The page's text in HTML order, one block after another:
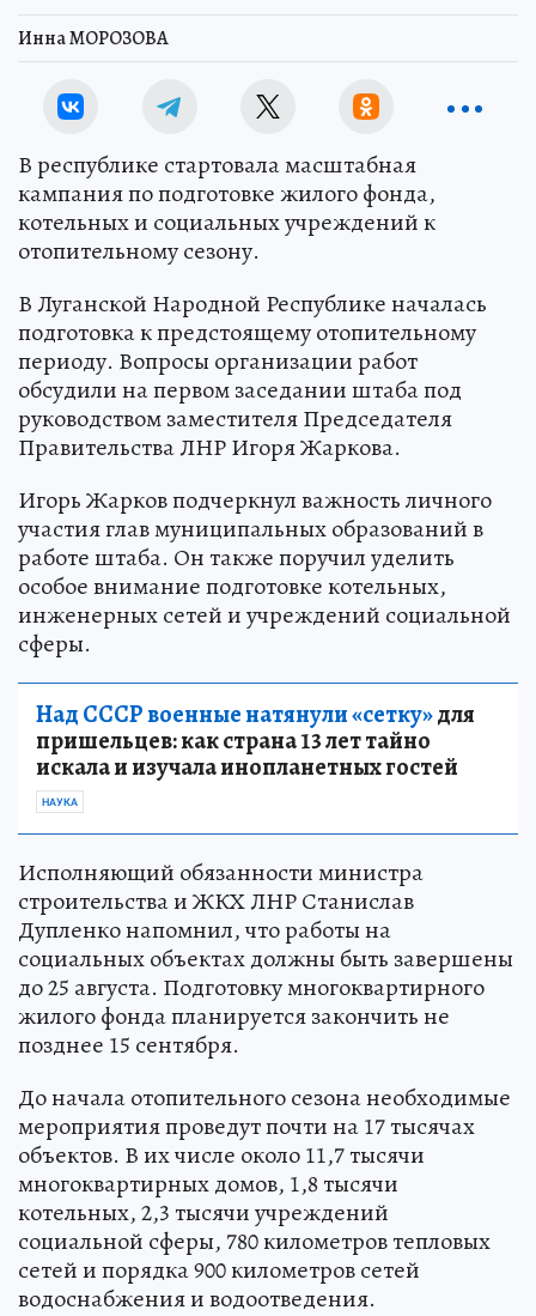
Инна МОРОЗОВА
В республике стартовала масштабная
кампания по подготовке жилого фонда,
котельных и социальных учреждений к
отопительному сезону.
В Луганской Народной Республике началась
подготовка к предстоящему отопительному
периоду. Вопросы организации работ
обсудили на первом заседании штаба под
руководством заместителя Председателя
Правительства ЛНР Игоря Жаркова.
Игорь Жарков подчеркнул важность личного
участия глав муниципальных образований в
работе штаба. Он также поручил уделить
особое внимание подготовке котельных,
инженерных сетей и учреждений социальной
сферы.
Над СССР военные натянули «сетку»для
пришельцев: как страна 13 лет тайно
искала и изучала инопланетных гостей
НАУКА
Исполняющий обязанности министра
строительства и ЖКХ ЛНР Станислав
Дупленко напомнил, что работы на
социальных объектах должны быть завершены
до 25 августа. Подготовку многоквартирного
жилого фонда планируется закончить не
позднее 15 сентября.
До начала отопительного сезона необходимые
мероприятия проведут почти на 17 тысячах
объектов. В их числе около 11,7 тысячи
многоквартирных домов, 1,8 тысячи
котельных, 2,3 тысячи учреждений
социальной сферы, 780 километров тепловых
сетей и порядка 900 километров сетей
водоснабжения и водоотведения.